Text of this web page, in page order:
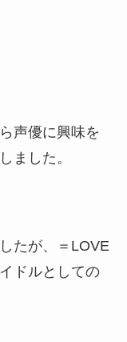
声優に興味を
ました。
たが、＝LOVE
ドルとしての